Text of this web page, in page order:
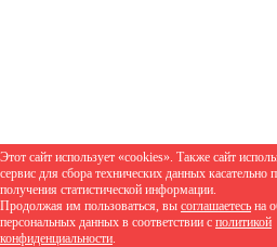
Этот сайт использует «cookies». Также сайт
сервис для сбора технических данных касательно
получения статистической информации.
Продолжая им пользоваться, вы соглашаетесь на
персональных данных в соответствии с политикой
конфиденциальности.